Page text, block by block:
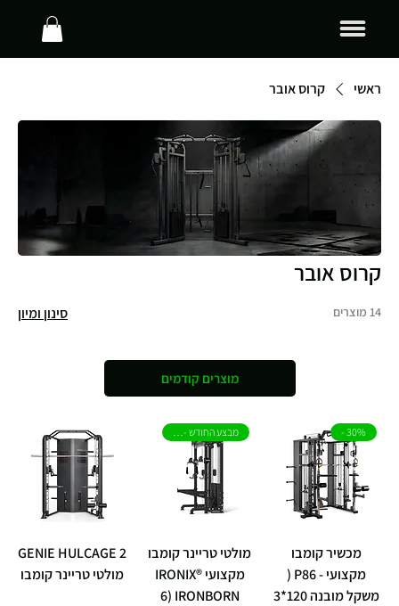
ראשי קרוס אובר
קרוס אובר
14 מוצרים סינון ומיון
מוצרים קודמים
30% -
מכשיר קומבו
מקצועי - P86 (
משקל מובנה 120*3
מבצע החודש - 30%
מולטי טריינר קומבו
מקצועי IRONIX®
IRONBORN (6
GENIE HULCAGE 2
מולטי טריינר קומבו